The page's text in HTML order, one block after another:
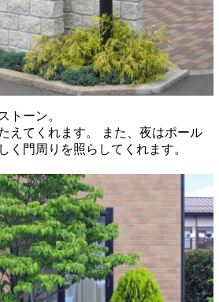
トーン。
えてくれます。
また、夜はポール
く門周りを照らしてくれます。